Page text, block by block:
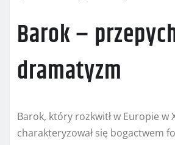
Barok –
dramatyzm
Barok, który rozkwitł w Europie w
charakteryzował się bogactwem